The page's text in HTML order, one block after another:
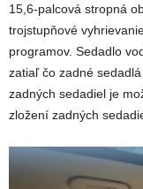
15,6-palcová stropná
trojstupňové
programov. Sedadlo
zatiaľ čo zadné
zadných sedadiel je
zložení zadných